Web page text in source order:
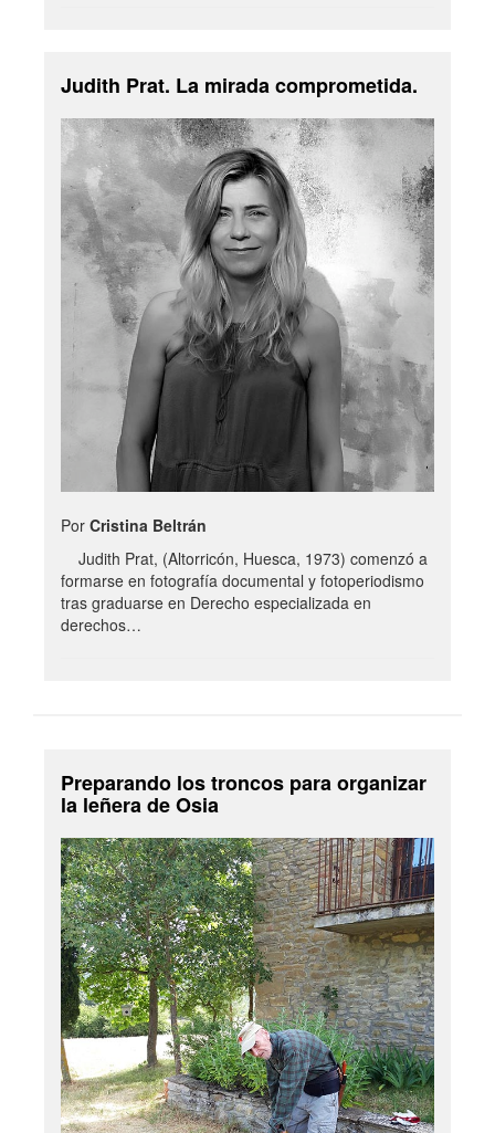
Judith Prat. La mirada comprometida.
Por Cristina Beltrán
Judith Prat, (Altorricón, Huesca, 1973) comenzó a
formarse en fotografía documental y fotoperiodismo
tras graduarse en Derecho especializada en
derechos…
Preparando los troncos para organizar
la leñera de Osia